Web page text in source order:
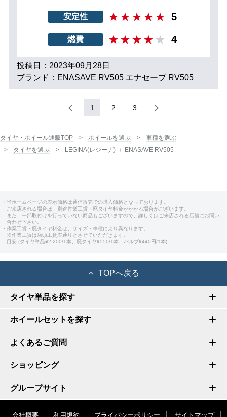
安定性 5
燃費 4
投稿日：2023年09月28日
ブランド：ENASAVE RV505 エナセーブ RV505
1 2 3
タイヤ・ホイール通販TOP ホイールを選ぶ
車種を選ぶ
タイヤを選ぶ
LEGINA(レジーナ) ＋ ENASAVE RV505
・当ホームページの表示価格は通信販売での購入価格となっております。
ご来店される場合は、別途作業工賃・廃タイヤ料金がかかる場合がございます。
また、一部取付けを行っていない商品もございますので、詳しくはご来店される店舗にお問い
合わせ下さい。
・作業工賃・廃タイヤ料金は、サイズ・車種により異なります。
※作業工賃は店頭工賃表通りとさせていただきます。
目安:(タイヤ単品¥2,200/1本、廃タイヤ¥550/1本、バルブ¥440円/1本)
TOPへ戻る
タイヤ単品を探す
ホイールセットを探す
よくあるご質問
ショッピング
グループサイト
会社概要 利用規約 プライバシーポリシー サイトマップ